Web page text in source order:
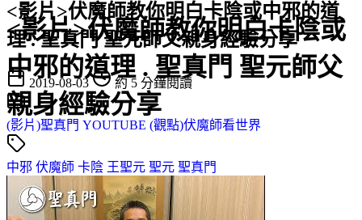
<影片>伏魔師教你明白卡陰或
中邪的道理 . 聖真門 聖元師父
親身經驗分享
<影片>伏魔師教你明白卡陰或中邪的道
理 . 聖真門 聖元師父親身經驗分享
2019-08-03 約 5 分鐘閱讀
(影片)聖真門 YOUTUBE (觀點)伏魔師看世界
中邪 伏魔師 卡陰 王聖元 聖元 聖真門